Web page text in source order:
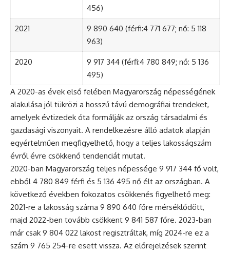
456)
2021
9 890 640 (férfi:4 771 677; nő: 5 118
963)
2020
9 917 344 (férfi:4 780 849; nő: 5 136
495)
A 2020-as évek első felében Magyarország népességének
alakulása jól tükrözi a hosszú távú demográfiai trendeket,
amelyek évtizedek óta formálják az ország társadalmi és
gazdasági viszonyait. A rendelkezésre álló adatok alapján
egyértelműen megfigyelhető, hogy a teljes lakosságszám
évről évre csökkenő tendenciát mutat.
2020-ban Magyarország teljes népessége 9 917 344 fő volt,
ebből 4 780 849 férfi és 5 136 495 nő élt az országban. A
következő években fokozatos csökkenés figyelhető meg:
2021-re a lakosság száma 9 890 640 főre mérséklődött,
majd 2022-ben tovább csökkent 9 841 587 főre. 2023-ban
már csak 9 804 022 lakost regisztráltak, míg 2024-re ez a
szám 9 765 254-re esett vissza. Az előrejelzések szerint